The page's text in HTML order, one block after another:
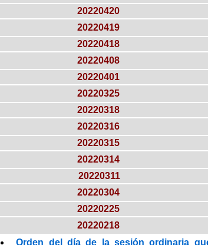
20220420
20220419
20220418
20220408
20220401
20220325
20220318
20220316
20220315
20220314
20220311
20220304
20220225
20220218
Orden del día de la sesión ordinaria